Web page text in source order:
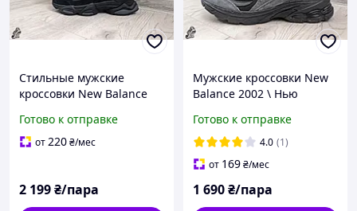
Стильные мужские
кроссовки New Balance
41
Готово к отправке
от220₴/мес
2 199₴/пара
Мужские кроссовки New
Balance 2002 \ Нью
Готово к отправке
4.0 (1)
от 169₴/мес
1 690₴/пара